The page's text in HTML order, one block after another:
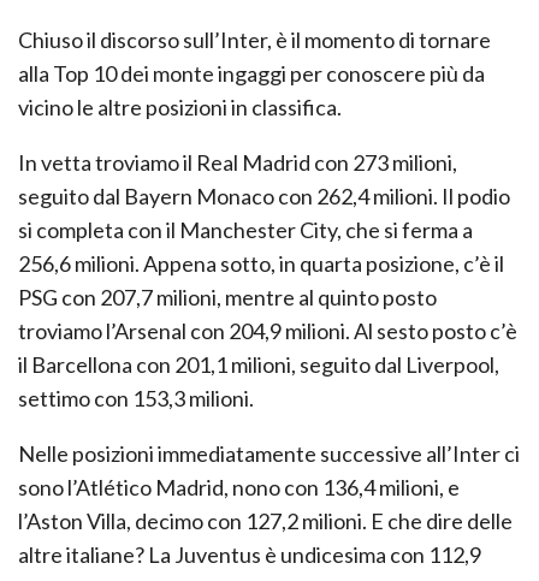
Chiuso il discorso sull’Inter, è il momento di tornare
alla Top 10 dei monte ingaggi per conoscere più da
vicino le altre posizioni in classifica.
In vetta troviamo il Real Madrid con 273 milioni,
seguito dal Bayern Monaco con 262,4 milioni. Il podio
si completa con il Manchester City, che si ferma a
256,6 milioni. Appena sotto, in quarta posizione, c’è il
PSG con 207,7 milioni, mentre al quinto posto
troviamo l’Arsenal con 204,9 milioni. Al sesto posto c’è
il Barcellona con 201,1 milioni, seguito dal Liverpool,
settimo con 153,3 milioni.
Nelle posizioni immediatamente successive all’Inter ci
sono l’Atlético Madrid, nono con 136,4 milioni, e
l’Aston Villa, decimo con 127,2 milioni. E che dire delle
altre italiane? La Juventus è undicesima con 112,9